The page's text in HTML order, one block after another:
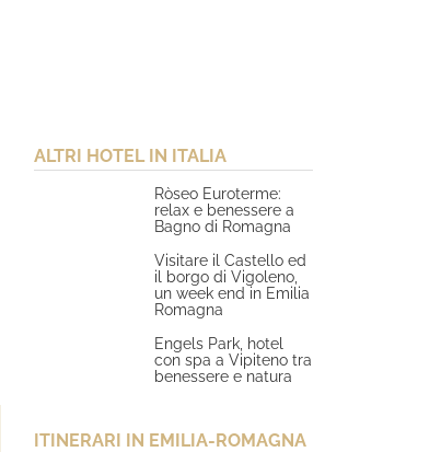
ALTRI HOTEL IN ITALIA
Ròseo Euroterme:
relax e benessere a
Bagno di Romagna
Visitare il Castello ed
il borgo di Vigoleno,
un week end in Emilia
Romagna
Engels Park, hotel
con spa a Vipiteno tra
benessere e natura
ITINERARI IN EMILIA-ROMAGNA